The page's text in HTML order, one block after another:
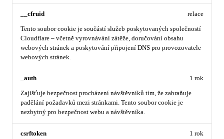
__cfruid
Tento soubor cookie je součástí služeb poskytovaných společností
Cloudflare – včetně vyrovnávání zátěže, doručování obsahu
webových stránek a poskytování připojení DNS pro provozovatele
webových stránek.
relace
_auth
Zajišťuje bezpečnost procházení návštěvníků tím, že zabraňuje
padělání požadavků mezi stránkami. Tento soubor cookie je
nezbytný pro bezpečnost webu a návštěvníka.
1 rok
csrftoken 1 rok